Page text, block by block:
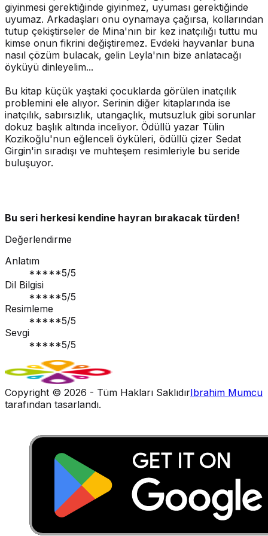
giyinmesi gerektiğinde giyinmez, uyuması gerektiğinde
uyumaz. Arkadaşları onu oynamaya çağırsa, kollarından
tutup çekiştirseler de Mina'nın bir kez inatçılığı tuttu mu
kimse onun fikrini değiştiremez. Evdeki hayvanlar buna
nasıl çözüm bulacak, gelin Leyla'nın bize anlatacağı
öyküyü dinleyelim...
Bu kitap küçük yaştaki çocuklarda görülen inatçılık
problemini ele alıyor. Serinin diğer kitaplarında ise
inatçılık, sabırsızlık, utangaçlık, mutsuzluk gibi sorunlar
dokuz başlık altında inceliyor. Ödüllü yazar Tülin
Kozikoğlu'nun eğlenceli öyküleri, ödüllü çizer Sedat
Girgin'in sıradışı ve muhteşem resimleriyle bu seride
buluşuyor.
Bu seri herkesi kendine hayran bırakacak türden!
Değerlendirme
Anlatım
*****5/5
Dil Bilgisi
*****5/5
Resimleme
*****5/5
Sevgi
*****5/5
Copyright © 2026 - Tüm Hakları SaklıdırIbrahim Mumcu
tarafından tasarlandı.